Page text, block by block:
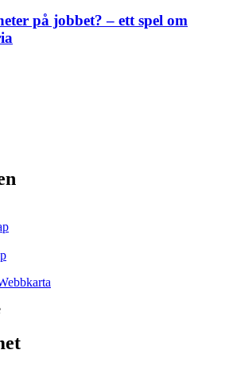
på jobbet? – ett spel om